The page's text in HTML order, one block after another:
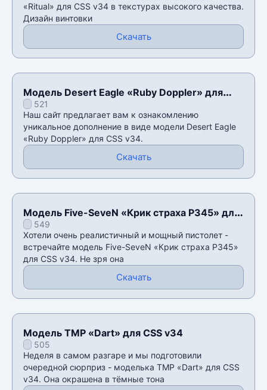
«Ritual» для CSS v34 в текстурах высокого качества.
Дизайн винтовки
Скачать
Модель Desert Eagle «Ruby Doppler» для
CSS v34
521
Наш сайт предлагает вам к ознакомлению
уникальное дополнение в виде модели Desert Eagle
«Ruby Doppler» для CSS v34.
Скачать
Модель Five-SeveN «Крик страха P345» для
CSS v34
549
Хотели очень реалистичный и мощный пистолет -
встречайте модель Five-SeveN «Крик страха P345»
для CSS v34. Не зря она
Скачать
Модель TMP «Dart» для CSS v34
505
Неделя в самом разгаре и мы подготовили
очередной сюрприз - моделька TMP «Dart» для CSS
v34. Она окрашена в тёмные тона